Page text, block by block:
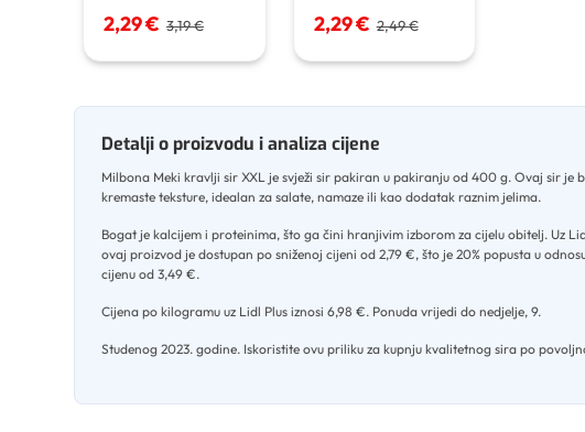
2,29 € 3,19 € 2,29 € 2,49 €
Detalji o proizvodu i analiza cijene
Milbona Meki kravlji sir XXL je svježi sir pakiran u pakiranju od 400 g. Ovaj sir je
kremaste teksture, idealan za salate, namaze ili kao dodatak raznim jelima.
Bogat je kalcijem i proteinima, što ga čini hranjivim izborom za cijelu obitelj. Uz
ovaj proizvod je dostupan po sniženoj cijeni od 2,79 €, što je 20% popusta u
cijenu od 3,49 €.
Cijena po kilogramu uz Lidl Plus iznosi 6,98 €. Ponuda vrijedi do nedjelje, 9.
Studenog 2023. godine. Iskoristite ovu priliku za kupnju kvalitetnog sira po